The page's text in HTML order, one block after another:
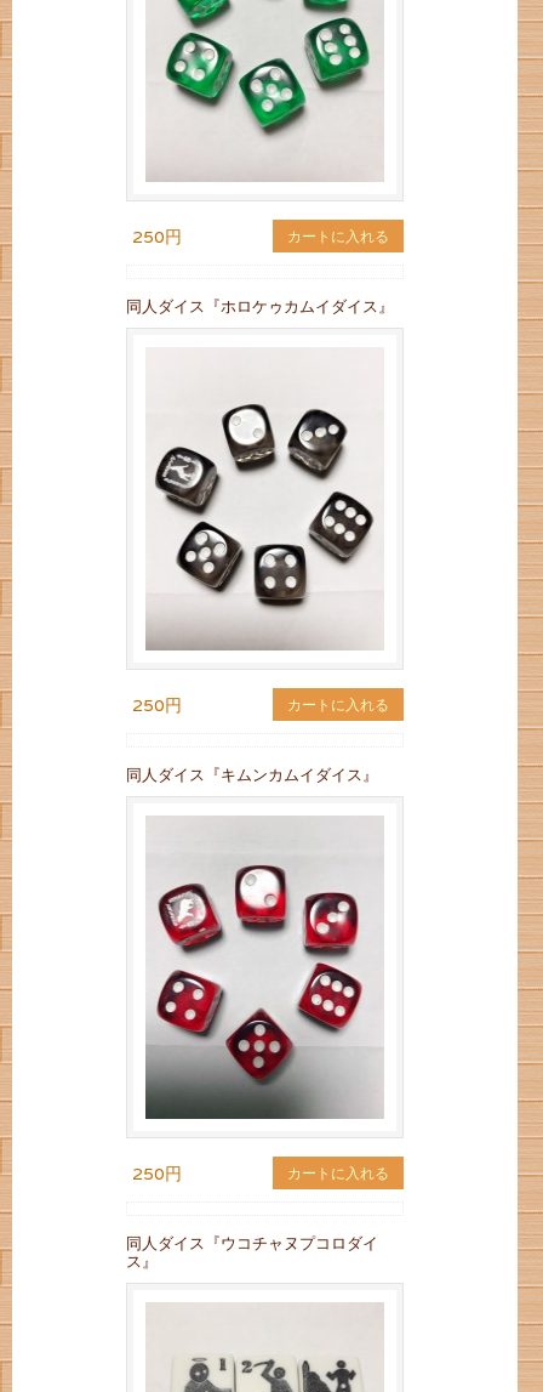
250円 カートに入れる
同人ダイス『ホロケゥカムイダイス』
250円 カートに入れる
同人ダイス『キムンカムイダイス』
250円 カートに入れる
同人ダイス『ウコチャヌプコロダイ
ス』